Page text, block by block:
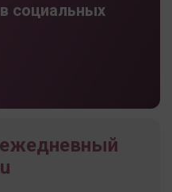
социальных